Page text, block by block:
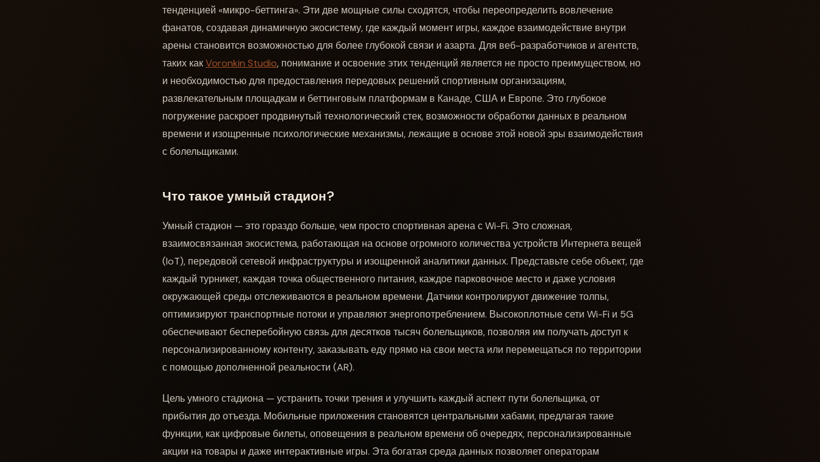
тенденцией «микро-беттинга». Эти две мощные силы сходятся, чтобы переопределить вовлечение
фанатов, создавая динамичную экосистему, где каждый момент игры, каждое взаимодействие внутри
арены становится возможностью для более глубокой связи и азарта. Для веб-разработчиков и агентств,
таких какVoronkin Studio, понимание и освоение этих тенденций является не просто преимуществом, но
и необходимостью для предоставления передовых решений спортивным организациям,
развлекательным площадкам и беттинговым платформам в Канаде, США и Европе. Это глубокое
погружение раскроет продвинутый технологический стек, возможности обработки данных в реальном
времени и изощренные психологические механизмы, лежащие в основе этой новой эры взаимодействия
с болельщиками.
Что такое умный стадион?
Умный стадион — это гораздо больше, чем просто спортивная арена с Wi-Fi. Это сложная,
взаимосвязанная экосистема, работающая на основе огромного количества устройств Интернета вещей
(IoT), передовой сетевой инфраструктуры и изощренной аналитики данных. Представьте себе объект, где
каждый турникет, каждая точка общественного питания, каждое парковочное место и даже условия
окружающей среды отслеживаются в реальном времени. Датчики контролируют движение толпы,
оптимизируют транспортные потоки и управляют энергопотреблением. Высокоплотные сети Wi-Fi и 5G
обеспечивают бесперебойную связь для десятков тысяч болельщиков, позволяя им получать доступ к
персонализированному контенту, заказывать еду прямо на свои места или перемещаться по территории
с помощью дополненной реальности (AR).
Цель умного стадиона — устранить точки трения и улучшить каждый аспект пути болельщика, от
прибытия до отъезда. Мобильные приложения становятся центральными хабами, предлагая такие
функции, как цифровые билеты, оповещения в реальном времени об очередях, персонализированные
акции на товары и даже интерактивные игры. Эта богатая среда данных позволяет операторам